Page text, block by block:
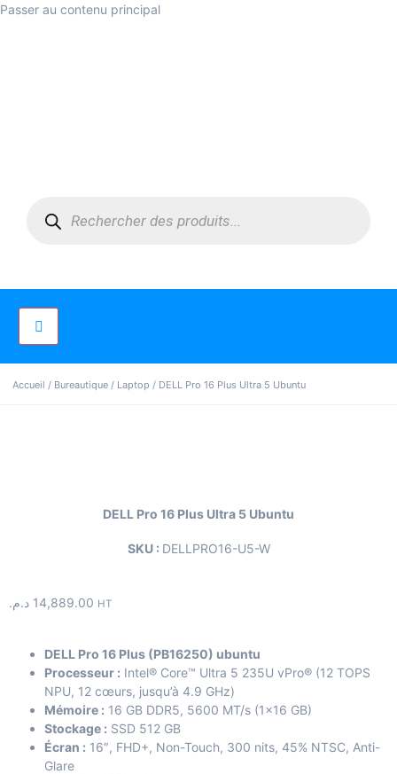
Passer au contenu principal
Accueil / Bureautique / Laptop / DELL Pro 16 Plus Ultra 5 Ubuntu
DELL Pro 16 Plus Ultra 5 Ubuntu
SKU : DELLPRO16-U5-W
14,889.00 د.م. HT
DELL Pro 16 Plus (PB16250) ubuntu
Processeur : Intel® Core™ Ultra 5 235U vPro® (12 TOPS
NPU, 12 cœurs, jusqu’à 4.9 GHz)
Mémoire : 16 GB DDR5, 5600 MT/s (1×16 GB)
Stockage : SSD 512 GB
Écran : 16″, FHD+, Non-Touch, 300 nits, 45% NTSC, Anti-
Glare